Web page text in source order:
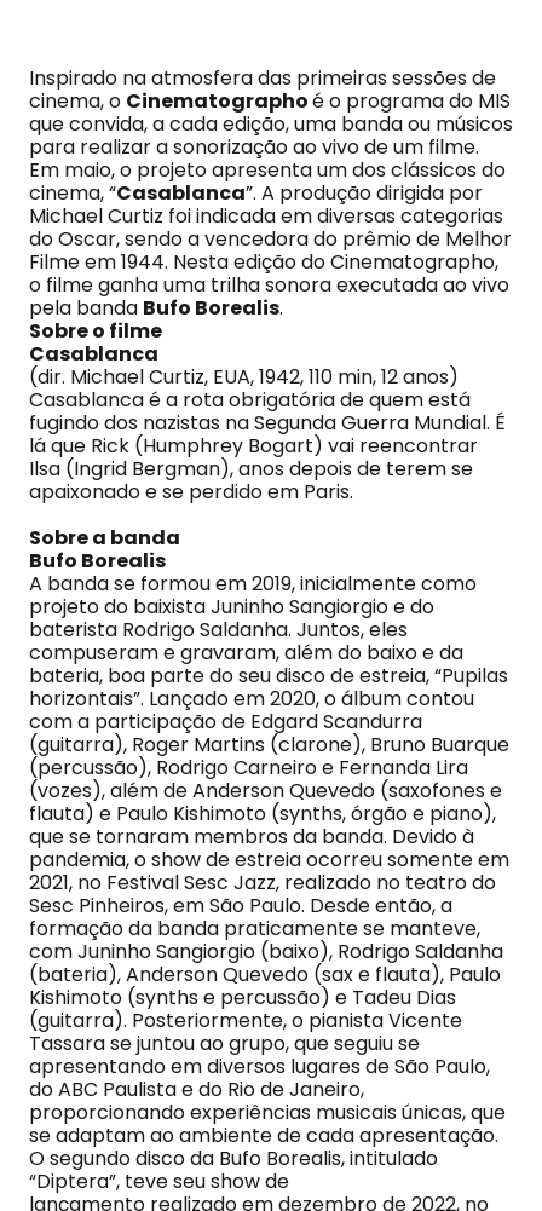
Inspirado na atmosfera das primeiras sessões de
cinema, o Cinematographoé o programa do MIS
que convida, a cada edição, uma banda ou músicos
para realizar a sonorização ao vivo de um filme.
Em maio, o projeto apresenta um dos clássicos do
cinema, “Casablanca”. A produção dirigida por
Michael Curtiz foi indicada em diversas categorias
do Oscar, sendo a vencedora do prêmio de Melhor
Filme em 1944. Nesta edição do Cinematographo,
o filme ganha uma trilha sonora executada ao vivo
pela banda Bufo Borealis.
Sobre o filme
Casablanca
(dir. Michael Curtiz, EUA, 1942, 110 min, 12 anos)
Casablanca é a rota obrigatória de quem está
fugindo dos nazistas na Segunda Guerra Mundial. É
lá que Rick (Humphrey Bogart) vai reencontrar
Ilsa (Ingrid Bergman), anos depois de terem se
apaixonado e se perdido em Paris.
Sobre a banda
Bufo Borealis
A banda se formou em 2019, inicialmente como
projeto do baixista Juninho Sangiorgio e do
baterista Rodrigo Saldanha. Juntos, eles
compuseram e gravaram, além do baixo e da
bateria, boa parte do seu disco de estreia, “Pupilas
horizontais”. Lançado em 2020, o álbum contou
com a participação de Edgard Scandurra
(guitarra), Roger Martins (clarone), Bruno Buarque
(percussão), Rodrigo Carneiro e Fernanda Lira
(vozes), além de Anderson Quevedo (saxofones e
flauta) e Paulo Kishimoto (synths, órgão e piano),
que se tornaram membros da banda. Devido à
pandemia, o show de estreia ocorreu somente em
2021, no Festival Sesc Jazz, realizado no teatro do
Sesc Pinheiros, em São Paulo. Desde então, a
formação da banda praticamente se manteve,
com Juninho Sangiorgio (baixo), Rodrigo Saldanha
(bateria), Anderson Quevedo (sax e flauta), Paulo
Kishimoto (synths e percussão) e Tadeu Dias
(guitarra). Posteriormente, o pianista Vicente
Tassara se juntou ao grupo, que seguiu se
apresentando em diversos lugares de São Paulo,
do ABC Paulista e do Rio de Janeiro,
proporcionando experiências musicais únicas, que
se adaptam ao ambiente de cada apresentação.
O segundo disco da Bufo Borealis, intitulado
“Diptera”, teve seu show de
lançamento realizado em dezembro de 2022, no